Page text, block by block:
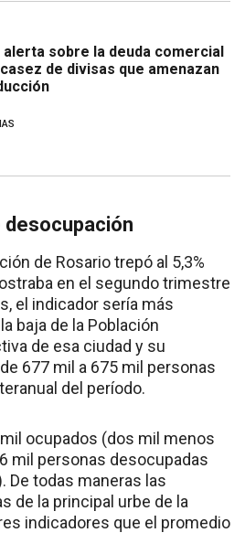
alerta sobre la deuda comercial
de divisas que amenazan
desocupación
de Rosario trepó al 5,3%
en el segundo trimestre
el indicador sería más
baja de la Población
de esa ciudad y su
677 mil a 675 mil personas
del período.
ocupados (dos mil menos
mil personas desocupadas
De todas maneras las
de la principal urbe de la
indicadores que el promedio